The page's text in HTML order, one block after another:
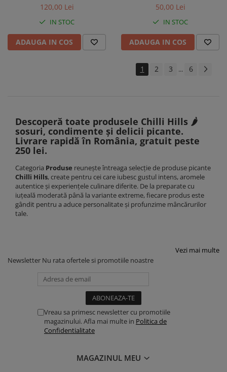
120,00 Lei
IN STOC
ADAUGA IN COS
50,00 Lei
IN STOC
ADAUGA IN COS
1 2 3 ... 6
Descoperă toate produsele Chilli Hills 🌶️
sosuri, condimente și delicii picante.
Livrare rapidă în România, gratuit peste
250 lei.
Categoria Produse reunește întreaga selecție de produse picante
Chilli Hills, create pentru cei care iubesc gustul intens, aromele
autentice și experiențele culinare diferite. De la preparate cu
iuțeală moderată până la variante extreme, fiecare produs este
gândit pentru a aduce personalitate și profunzime mâncărurilor
tale.
Vezi mai multe
Newsletter Nu rata ofertele si promotiile noastre
Vreau sa primesc newsletter cu promotiile
magazinului. Afla mai multe in Politica de
Confidentialitate
MAGAZINUL MEU